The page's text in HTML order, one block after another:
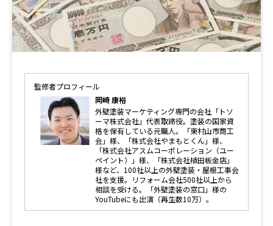
監修者プロフィール
岡崎 康裕
外壁塗装マーケティング専門の会社「トソ
ーマ株式会社」代表取締役。塗装の国家資
格を保有している元職人。「東村山市商工
会」様、「株式会社やまもとくん」様、
「株式会社アスムコーポレーション（ユー
ペイント）」様、「株式会社植田板金店」
様など、100社以上の外壁塗装・屋根工事会
社を支援。リフォーム会社500社以上から
相談を受ける。「外壁塗装の窓口」様の
YouTubeにも出演（再生数10万）。